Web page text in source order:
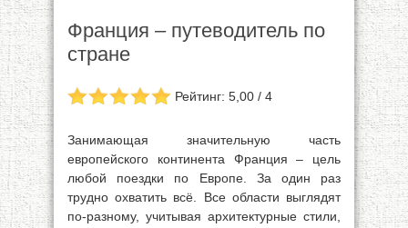
Франция – путеводитель по
стране
Рейтинг: 5,00 / 4
Занимающая значительную часть
европейского континента Франция – цель
любой поездки по Европе. За один раз
трудно охватить всё. Все области выглядят
по-разному, учитывая архитектурные стили,